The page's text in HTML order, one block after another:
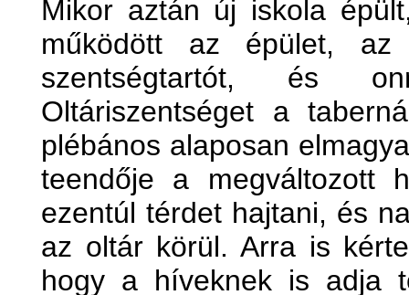
Mikor aztán új iskola
működött az épület, az
szentségtartót, és
Oltáriszentséget a
plébános alaposan
teendője a megváltozott
ezentúl térdet hajtani, és
az oltár körül. Arra is
hogy a híveknek is adja